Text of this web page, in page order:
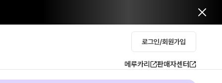
로그인/회원가입
메루카리 판매자센터